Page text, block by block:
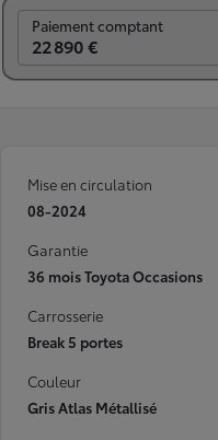
Paiement comptant
22 890 €
Mise en circulation
08-2024
Garantie
36 mois Toyota Occasions
Carrosserie
Break 5 portes
Couleur
Gris Atlas Métallisé